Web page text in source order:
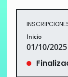
Inicio
01/10/2025